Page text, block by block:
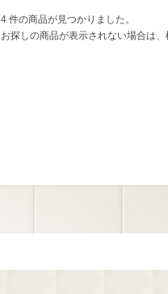
4 件の商品が見つかりました。
お探しの商品が表示されない場合は